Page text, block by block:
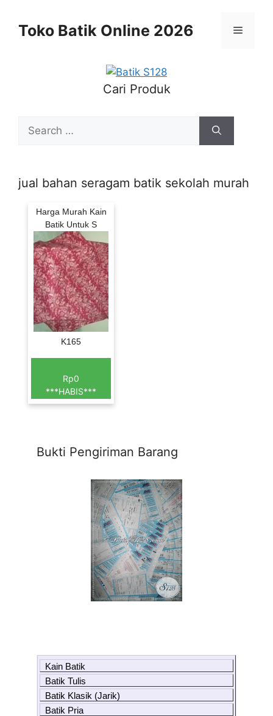
contentToko Batik Online 2026 Menu
Cari Produk
for:
jual bahan seragam batik sekolah murah
Harga Murah Kain
Batik Untuk S
K165
Rp0
***HABIS***
Bukti Pengiriman Barang
Kain Batik
Batik Tulis
Batik Klasik (Jarik)
Batik Pria